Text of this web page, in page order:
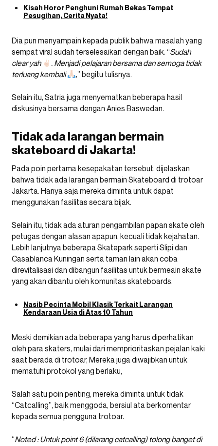
Kisah Horor Penghuni Rumah Bekas Tempat
Pesugihan, Cerita Nyata!
Dia pun menyampain kepada publik bahwa masalah yang
sempat viral sudah terselesaikan dengan baik. “Sudah
clear yah
. Menjadi pelajaran bersama dan semoga tidak
terluang kembali
,” begitu tulisnya.
Selain itu, Satria juga menyematkan beberapa hasil
diskusinya bersama dengan Anies Baswedan.
Tidak ada larangan bermain
skateboard di Jakarta!
Pada poin pertama kesepakatan tersebut, dijelaskan
bahwa tidak ada larangan bermain Skateboard di trotoar
Jakarta. Hanya saja mereka diminta untuk dapat
menggunakan fasilitas secara bijak.
Selain itu, tidak ada aturan pengambilan papan skate oleh
petugas dengan alasan apapun, kecuali tidak kejahatan.
Lebih lanjutnya beberapa Skatepark seperti Slipi dan
Casablanca Kuningan serta taman lain akan coba
direvitalisasi dan dibangun fasilitas untuk bermeain skate
yang akan dibantu oleh komunitas skateboards.
Nasib Pecinta Mobil Klasik Terkait Larangan
Kendaraan Usia di Atas 10 Tahun
Meski demikian ada beberapa yang harus diperhatikan
oleh para skaters, mulai dari memprioritaskan pejalan kaki
saat berada di trotoar, Mereka juga diwajibkan untuk
mematuhi protokol yang berlaku,
Salah satu poin penting, mereka diminta untuk tidak
“Catcalling”, baik menggoda, bersiul ata berkomentar
kepada semua pengguna trotoar.
“Noted : Untuk point 6 (dilarang catcalling) tolong banget di